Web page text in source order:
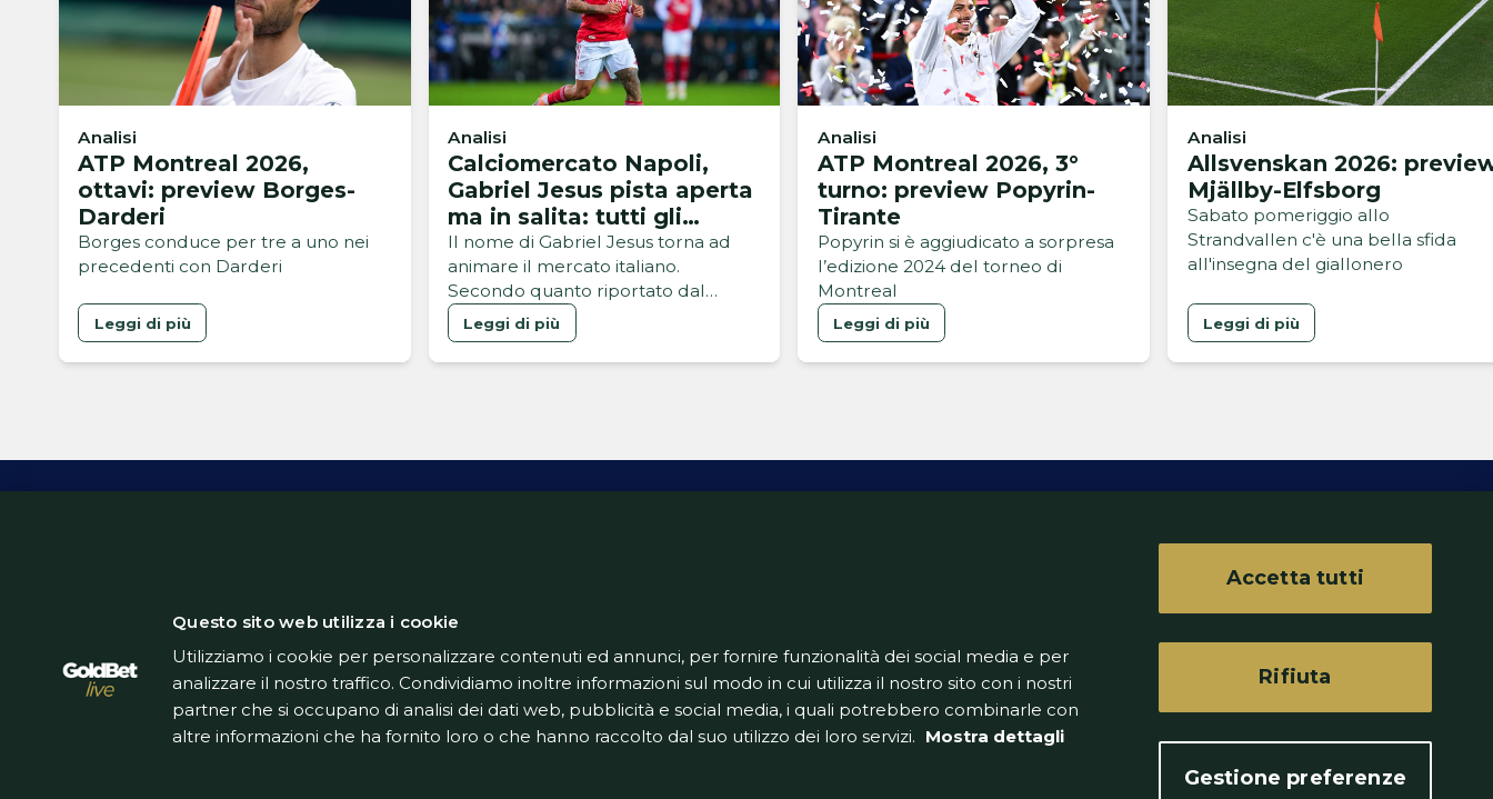
Analisi
ATP Montreal 2026,
ottavi: preview Borges-
Darderi
Borges conduce per tre a uno nei
precedenti con Darderi
Leggi di più
Analisi
Calciomercato Napoli,
Gabriel Jesus pista aperta
ma in salita: tutti gli
ostacoli
Il nome di Gabriel Jesus torna ad
animare il mercato italiano.
Secondo quanto riportato dal
portale brasiliano GE, l’attaccante
dell’Arsenal sarebbe finito nel
mirino del Napoli, alla ricerca di un
brasiliano è in uscita dall’Arsenal, ma
Leggi di più
Analisi
ATP Montreal 2026, 3°
turno: preview Popyrin-
Tirante
Popyrin si è aggiudicato a sorpresa
l’edizione 2024 del torneo di
Montreal
Leggi di più
Analisi
Allsvenskan 2026:
Mjällby-Elfsborg
Sabato pomeriggio allo
Strandvallen c'è una bella sfida
all'insegna del giallonero
Leggi di più
Questo sito web utilizza i cookie
Utilizziamo i cookie per personalizzare contenuti ed annunci, per fornire funzionalità dei social media e per
analizzare il nostro traffico. Condividiamo inoltre informazioni sul modo in cui utilizza il nostro sito con i nostri
partner che si occupano di analisi dei dati web, pubblicità e social media, i quali potrebbero combinarle con
altre informazioni che ha fornito loro o che hanno raccolto dal suo utilizzo dei loro servizi. Mostra dettagli
Gestione preferenze
Rifiuta
Accetta tutti